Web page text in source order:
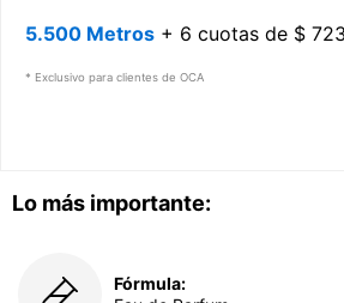
Lo más importante:
Fórmula:
5.500 Metros + 6 cuotas de $
* Exclusivo para clientes de OCA